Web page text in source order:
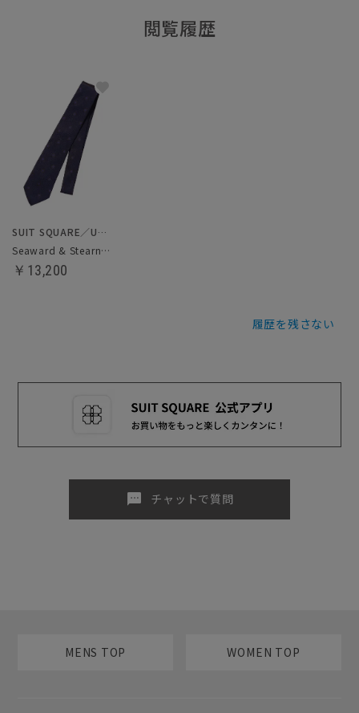
閲覧履歴
SUIT SQUARE／UNIVERSAL LANGUAGE
Seaward & Stearn／ネクタイ
￥13,200
履歴を残さない
sms チャットで質問
MENS TOP WOMEN TOP